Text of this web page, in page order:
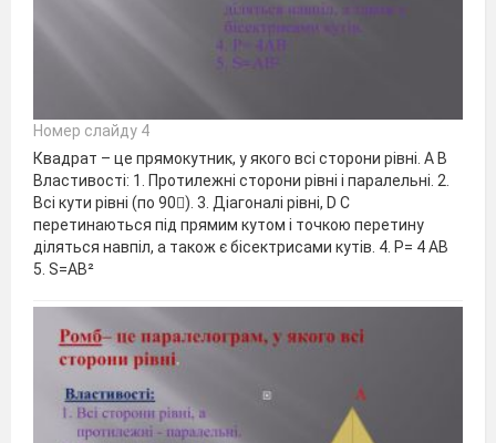
Номер слайду 4
Квадрат – це прямокутник, у якого всі сторони рівні. А В
Властивості: 1. Протилежні сторони рівні і паралельні. 2.
Всі кути рівні (по 90). 3. Діагоналі рівні, D C
перетинаються під прямим кутом і точкою перетину
діляться навпіл, а також є бісектрисами кутів. 4. Р= 4 АВ
5. S=AB²